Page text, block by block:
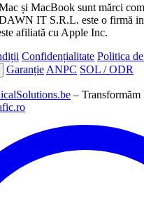
și MacBook sunt mărci
IT S.R.L. este o firmă
afiliată cu Apple Inc.
Confidențialitate Politica
Garanție ANPC SOL / ODR
–